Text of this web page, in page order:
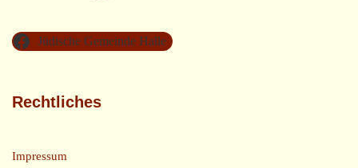
Jüdische Gemeinde Halle
Rechtliches
Impressum